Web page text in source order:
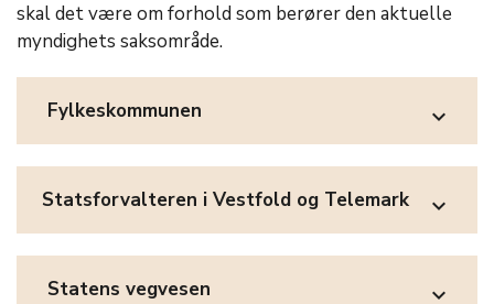
skal det være om forhold som berører den aktuelle
myndighets saksområde.
Fylkeskommunen expand_more
Statsforvalteren i Vestfold og Telemark expand_more
Statens vegvesen expand_more